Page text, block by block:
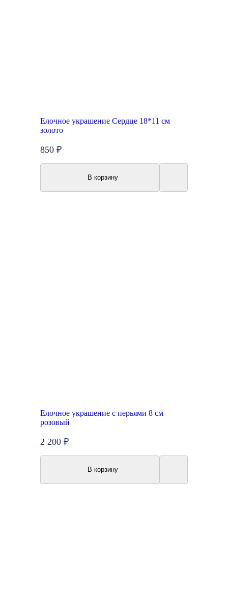
Елочное украшение Сердце 18*11 см
золото
850 ₽
В корзину
Елочное украшение с перьями 8 см
розовый
2 200 ₽
В корзину